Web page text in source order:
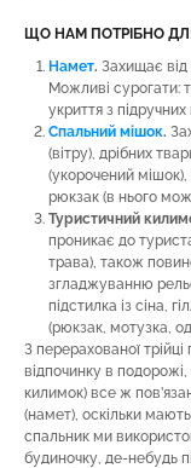
ЩО НАМ ПОТРІБНО
Намет. Захищає від
Можливі сурогати:
укриття з підручних
Спальний мішок.
(вітру), дрібних
(укорочений
рюкзак (в нього
Туристичний
проникає до
трава), також
згладжуванню
підстилка із сіна,
(рюкзак, мотузка,
З перерахованої
відпочинку в
килимок) все ж
(намет), оскільки
спальник ми
будиночку, де-небудь